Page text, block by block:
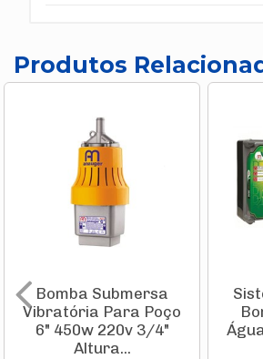
Produtos
Bomba Submersa
Vibratória Para Poço
6" 450w 220v 3/4"
Altura...